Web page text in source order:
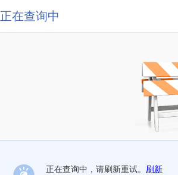
正在查询中
正在查询中，请刷新重试。 刷新